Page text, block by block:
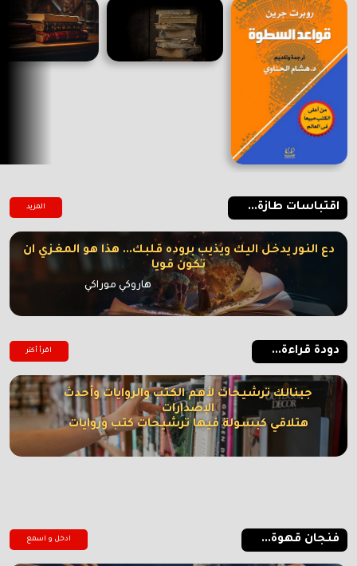
اقتباسات طازة... المزيد
دع النور يدخل اليك ويذيب بروده قلبك... هذا هو المغزي ان
تكون قويا
هاروكي موراكي
دودة قراءة... اقرأ أكتر
جبنالك ترشيحات لأهم الكتب والروايات وأحدث
الإصدارات
هتلاقي كبسولة فيها ترشيحات كتب وروايات
فنجان قهوة... ادخل و اسمع